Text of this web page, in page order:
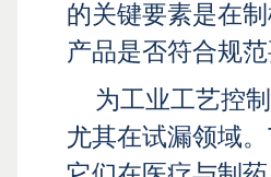
的关键要素是在
产品是否符合规
为工业工艺控
尤其在试漏领域